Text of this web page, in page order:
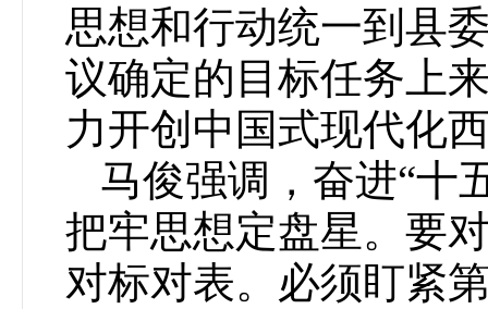
思想和行动统一到县
议确定的目标任务上
力开创中国式现代化
马俊强调，奋进“十
把牢思想定盘星。要
对标对表。必须盯紧